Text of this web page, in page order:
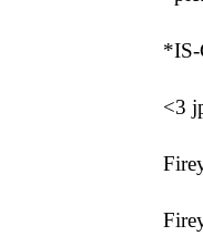
*IS-
<3